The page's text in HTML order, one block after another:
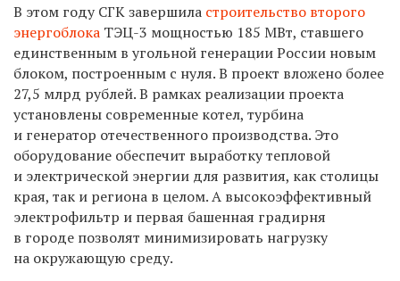
В этом году СГК завершила строительство второго
энергоблока ТЭЦ-3 мощностью 185 МВт, ставшего
единственным в угольной генерации России новым
блоком, построенным с нуля. В проект вложено более
27,5 млрд рублей. В рамках реализации проекта
установлены современные котел, турбина
и генератор отечественного производства. Это
оборудование обеспечит выработку тепловой
и электрической энергии для развития, как столицы
края, так и региона в целом. А высокоэффективный
электрофильтр и первая башенная градирня
в городе позволят минимизировать нагрузку
на окружающую среду.